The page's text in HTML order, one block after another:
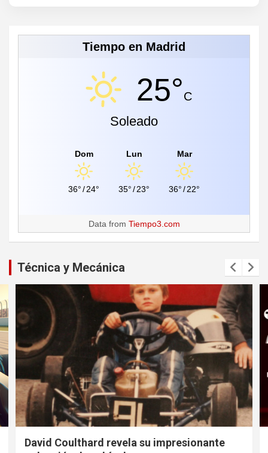
Tiempo en Madrid
25°C
Soleado
Dom
36°/24°
Lun
35°/23°
Mar
36°/22°
Data from Tiempo3.com
Técnica y Mecánica
David Coulthard revela su impresionante